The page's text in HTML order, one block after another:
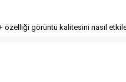
özelliği görüntü kalitesini nasıl